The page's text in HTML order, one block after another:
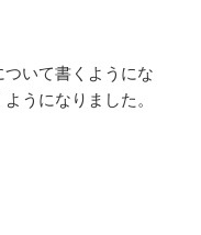
いて書くようにな
うになりました。